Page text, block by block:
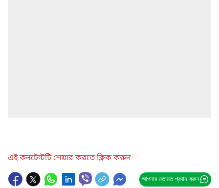
এই কনটেন্টটি শেয়ার করতে ক্লিক করুন
আপনার মতামত প্রদান করুন